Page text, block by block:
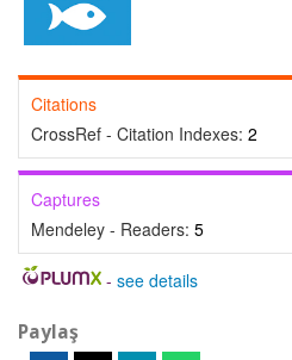
Citations
CrossRef - Citation Indexes: 2
Captures
Mendeley - Readers: 5
- see details
Paylaş